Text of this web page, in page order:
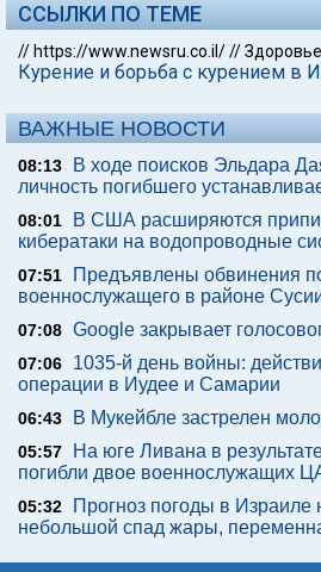
ССЫЛКИ ПО ТЕМЕ
// https://www.newsru.co.il///Здоровье
Курение и борьба с курением в
ВАЖНЫЕ НОВОСТИ
08:13
В ходе поисков Эльдара
личность погибшего
08:01
В США расширяются
кибератаки на водопроводные
07:51
Предъявлены обвинения
военнослужащего в районе
07:08 Google закрывает
07:06
1035-й день войны:
операции в Иудее и Самарии
06:43 В Мукейбле застрелен
05:57
На юге Ливана в
погибли двое военнослужащих
05:32
Прогноз погоды в Израиле
небольшой спад жары,